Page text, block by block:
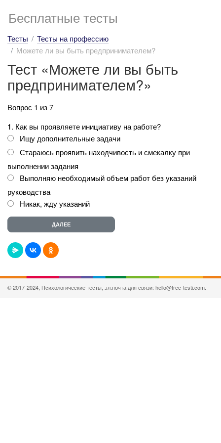
Бесплатные тесты
Тесты
Тесты на профессию
Можете ли вы быть предпринимателем?
Тест «Можете ли вы быть
предпринимателем?»
Вопрос 1 из 7
1. Как вы проявляете инициативу на работе?
Ищу дополнительные задачи
Стараюсь проявить находчивость и смекалку при
выполнении задания
Выполняю необходимый объем работ без указаний
руководства
Никак, жду указаний
© 2017-2024, Психологические тесты, эл.почта для связи: hello@free-testi.com.